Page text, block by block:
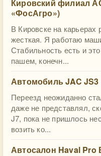
Кировский филиал
«ФосАгро»)
В Кировске на карьерах
жесткая. Я работаю
Стабильность есть и
пашем, конечн...
Автомобиль JAC JS3
Переезд неожиданно
даже не представлял,
J7, пока не пришлось
возить ко...
Автосалон Haval Pro